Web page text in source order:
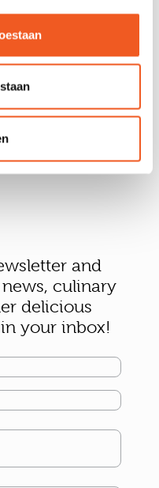
and
culinary
delicious
your inbox!